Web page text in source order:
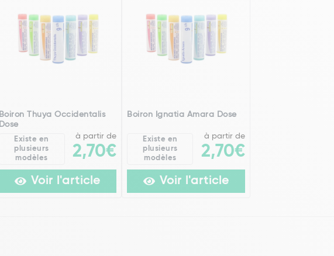
Boiron Thuya Occidentalis
Dose
Existe en
plusieurs
modèles
à partir de
2,70€
Voir l'article
Boiron Ignatia Amara Dose
Existe en
plusieurs
modèles
à partir de
2,70€
Voir l'article